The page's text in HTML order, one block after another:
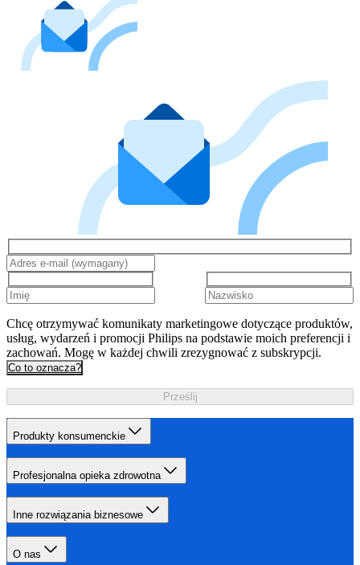
Chcę otrzymywać komunikaty marketingowe dotyczące produktów,
usług, wydarzeń i promocji Philips na podstawie moich preferencji i
zachowań. Mogę w każdej chwili zrezygnować z subskrypcji.
Co to oznacza?
Prześlij
Produkty konsumenckie
Profesjonalna opieka zdrowotna
Inne rozwiązania biznesowe
O nas